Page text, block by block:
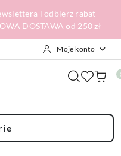
i odbierz rabat -
DOSTAWA od 250 zł
Moje konto